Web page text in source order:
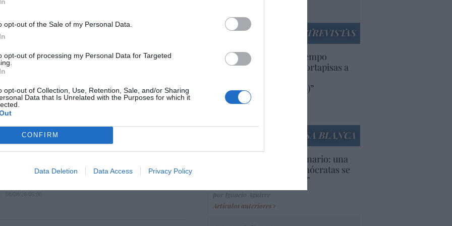
opt-out of the Sale of my Personal Data.
opt-out of processing my Personal Data for Targeted
opt-out of Collection, Use, Retention, Sale, and/or Sharing
Data that Is Unrelated with the Purposes for which it
CONFIRM
Data Deletion Data Access Privacy Policy
para ti, para mí, para todos, ¡por tu
en la boya
08/26 06:00
mal, gobernemos barato”
ENTREVISTAS
“Europa lleva mucho tiempo
poniendo aranceles y cortapisas a
americanas (y europeas)”
por Ana Sánchez Arjona
LA CASA BLANCA
EEUU. Inquietante escenario: una
tercera parte de los demócratas se
define como “socialista”
Artículos anteriores